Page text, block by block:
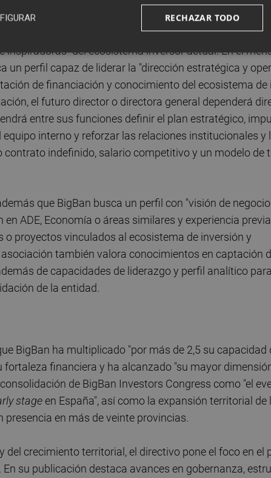
el proceso para seleccionar a su próximo director. El
LinkedIn una oferta para cubrir el puesto, que define
del ecosistema inversor actual. En el
un perfil capaz de liderar la "dirección estratégica y
de financiación y conocimiento del ecosistema de
el futuro director o directora general dependerá
entre sus funciones definir el plan estratégico,
interno y reforzar las relaciones institucionales y
contrato indefinido, salario competitivo y un modelo de
que BigBan busca un perfil con "visión de
ADE, Economía o áreas similares y experiencia
proyectos vinculados al ecosistema de inversión y
también valora conocimientos en captación
de capacidades de liderazgo y perfil analítico
de la entidad.
BigBan ha multiplicado "por más de 2,5 su capacidad
fortaleza financiera y ha alcanzado "su mayor
de BigBan Investors Congress como "el
stage en España", así como la expansión territorial de
en más de veinte provincias.
crecimiento territorial, el directivo pone el foco en el
su publicación destaca avances en gobernanza,
RECHAZAR TODO